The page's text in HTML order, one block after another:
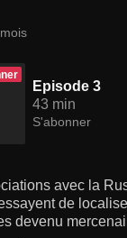
Episode 3
43 min
S'abonner
avec la
de
devenu